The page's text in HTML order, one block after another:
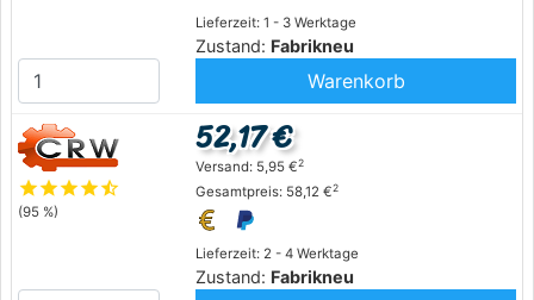
Lieferzeit: 1 - 3 Werktage
Zustand: Fabrikneu
Warenkorb
starstarstarstarstar_half
(95 %)
Lieferzeit: 2 - 4 Werktage
Zustand: Fabrikneu
52,17 €
Versand: 5,95 €2
Gesamtpreis: 58,12 €2